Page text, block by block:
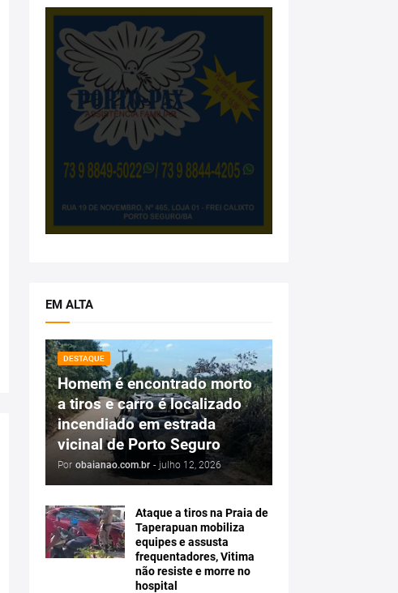
EM ALTA
DESTAQUE
Homem é encontrado morto
a tiros e carro é localizado
incendiado em estrada
vicinal de Porto Seguro
Por obaianao.com.br - julho 12, 2026
Ataque a tiros na Praia de
Taperapuan mobiliza
equipes e assusta
frequentadores, Vitima
não resiste e morre no
hospital